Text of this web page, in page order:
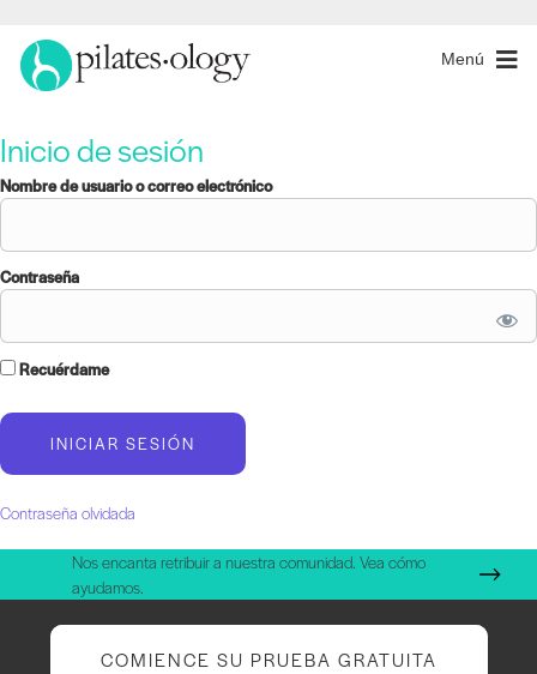
Menú
Inicio de sesión
Nombre de usuario o correo electrónico
Contraseña
Recuérdame
Contraseña olvidada
Nos encanta retribuir a nuestra comunidad. Vea cómo
ayudamos.
COMIENCE SU PRUEBA GRATUITA